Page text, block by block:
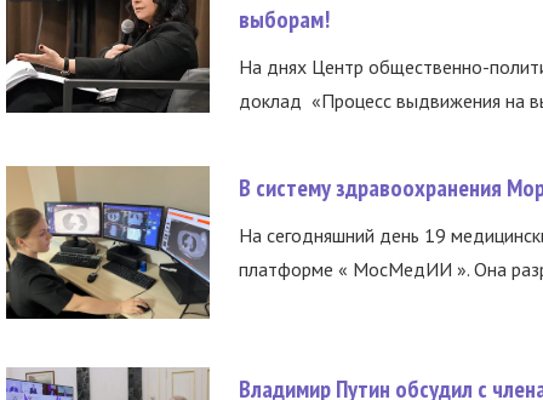
выборам!
На днях Центр общественно-
доклад «Процесс выдвижения на
В систему здравоохранения
На сегодняшний день 19
платформе « МосМедИИ ». Она
Владимир Путин обсудил с